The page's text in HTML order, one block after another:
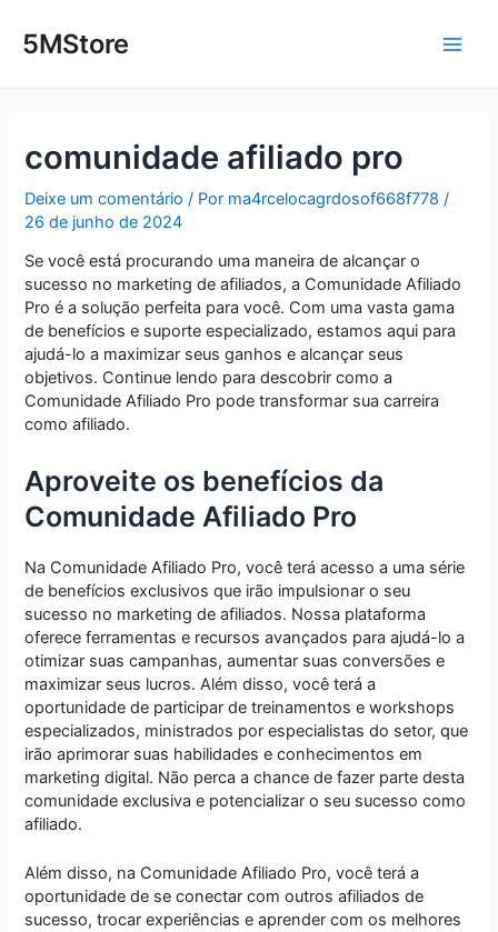
para5MStore
comunidade afiliado pro
Deixe um comentário / Por ma4rcelocagrdosof668f778/
26 de junho de 2024
Se você está procurando uma maneira de alcançar o
sucesso no marketing de afiliados, a Comunidade Afiliado
Pro é a solução perfeita para você. Com uma vasta gama
de benefícios e suporte especializado, estamos aqui para
ajudá-lo a maximizar seus ganhos e alcançar seus
objetivos. Continue lendo para descobrir como a
Comunidade Afiliado Pro pode transformar sua carreira
como afiliado.
Aproveite os benefícios da
Comunidade Afiliado Pro
Na Comunidade Afiliado Pro, você terá acesso a uma série
de benefícios exclusivos que irão impulsionar o seu
sucesso no marketing de afiliados. Nossa plataforma
oferece ferramentas e recursos avançados para ajudá-lo a
otimizar suas campanhas, aumentar suas conversões e
maximizar seus lucros. Além disso, você terá a
oportunidade de participar de treinamentos e workshops
especializados, ministrados por especialistas do setor, que
irão aprimorar suas habilidades e conhecimentos em
marketing digital. Não perca a chance de fazer parte desta
comunidade exclusiva e potencializar o seu sucesso como
afiliado.
Além disso, na Comunidade Afiliado Pro, você terá a
oportunidade de se conectar com outros afiliados de
sucesso, trocar experiências e aprender com os melhores
navigation